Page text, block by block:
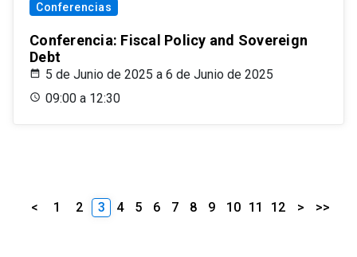
Conferencias
Conferencia: Fiscal Policy and Sovereign
Debt
5 de Junio de 2025 a 6 de Junio de 2025
09:00 a 12:30
< 1 2 3 4 5 6 7 8 9 10 11 12 > >>